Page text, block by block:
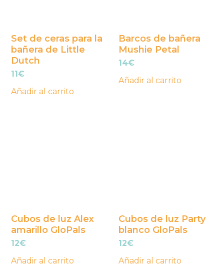
Set de ceras para la
bañera de Little
Dutch
11€
Añadir al carrito
Barcos de bañera
Mushie Petal
14€
Añadir al carrito
Cubos de luz Alex
amarillo GloPals
12€
Añadir al carrito
Cubos de luz Party
blanco GloPals
12€
Añadir al carrito